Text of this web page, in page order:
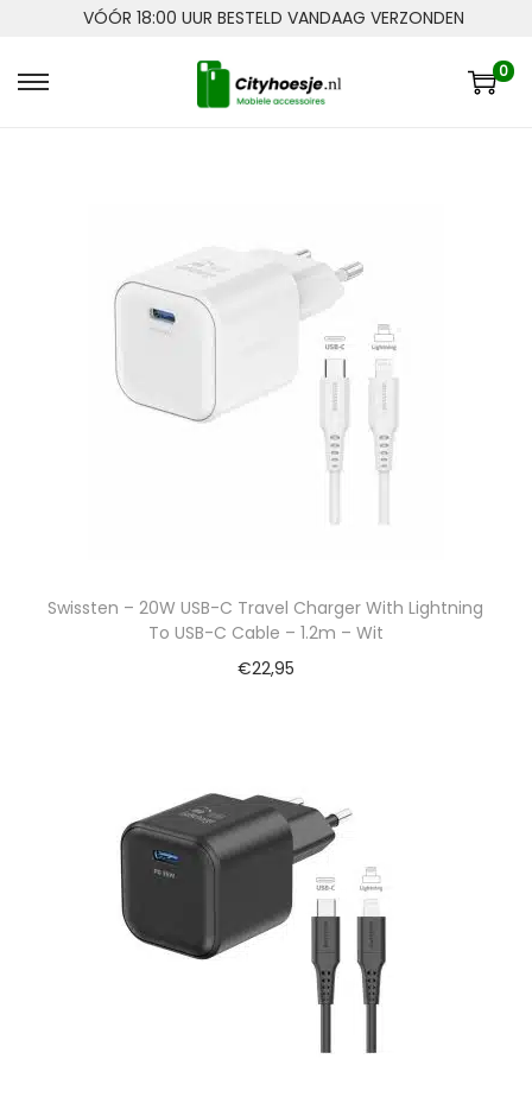
VÓÓR 18:00 UUR BESTELD VANDAAG VERZONDEN
0
Swissten – 20W USB-C Travel Charger With Lightning
To USB-C Cable – 1.2m – Wit
€22,95